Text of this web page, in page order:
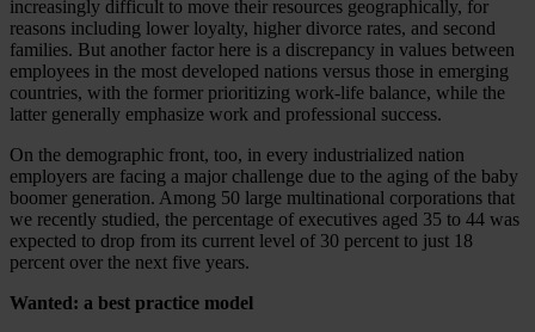
increasingly difficult to move their resources geographically, for
reasons including lower loyalty, higher divorce rates, and second
families. But another factor here is a discrepancy in values between
employees in the most developed nations versus those in emerging
countries, with the former prioritizing work-life balance, while the
latter generally emphasize work and professional success.
On the demographic front, too, in every industrialized nation
employers are facing a major challenge due to the aging of the baby
boomer generation. Among 50 large multinational corporations that
we recently studied, the percentage of executives aged 35 to 44 was
expected to drop from its current level of 30 percent to just 18
percent over the next five years.
Wanted: a best practice model